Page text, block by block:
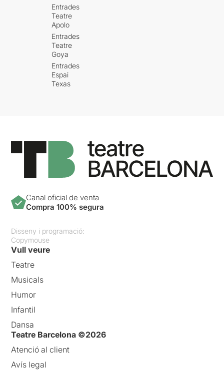
Entrades
Teatre
Apolo
Entrades
Teatre
Goya
Entrades
Espai
Texas
Canal oficial de venta
Compra 100% segura
Disseny i programació:
Copymouse
Vull veure
Teatre
Musicals
Humor
Infantil
Dansa
Teatre Barcelona ©2026
Atenció al client
Avís legal